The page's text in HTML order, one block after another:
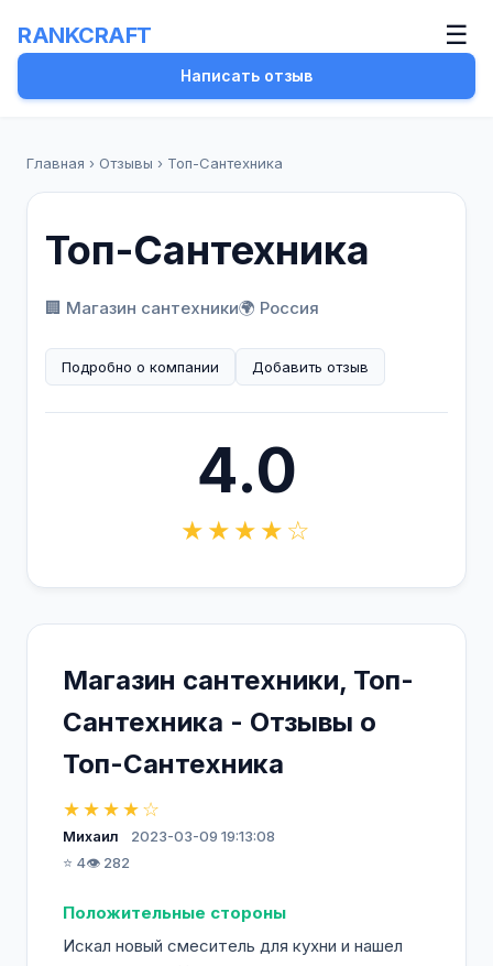
RANKCRAFT ☰
Написать отзыв
Главная › Отзывы › Топ-Сантехника
Топ-Сантехника
🏢 Магазин сантехники🌍 Россия
Подробно о компании Добавить отзыв
4.0
★★★★☆
Магазин сантехники, Топ-
Сантехника - Отзывы о
Топ-Сантехника
★★★★☆
Михаил
2023-03-09 19:13:08
⭐ 4👁️ 282
Положительные стороны
Искал новый смеситель для кухни и нашел